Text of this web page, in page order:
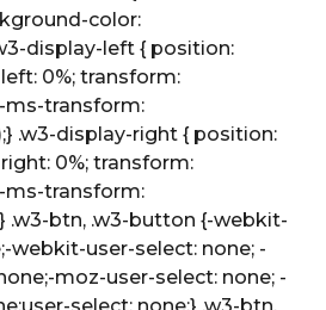
color:
display-left { position:
0%; transform:
ms-transform:
.w3-display-right { position:
0%; transform:
ms-transform:
.w3-btn, .w3-button {-webkit-
webkit-user-select: none; -
moz-user-select: none; -